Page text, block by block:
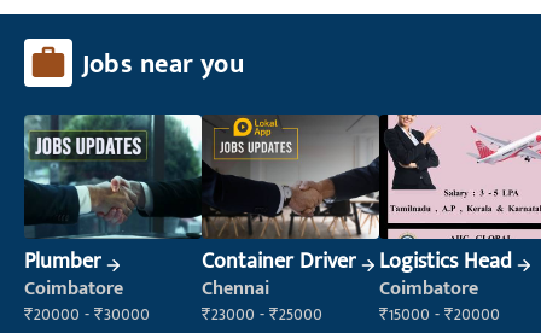
Jobs near you
Plumber
Coimbatore
₹20000 - ₹30000
Container Driver
Chennai
₹23000 - ₹25000
Logistics Head
Coimbatore
₹15000 - ₹20000